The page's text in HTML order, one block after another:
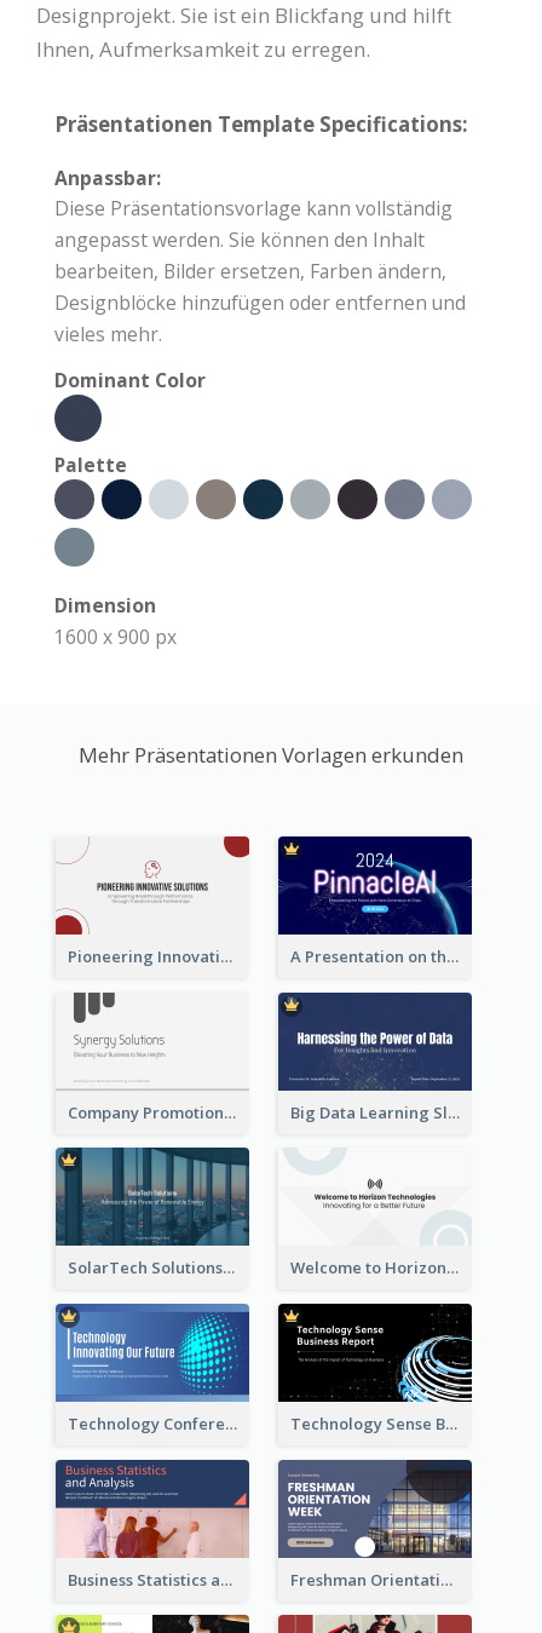
Designprojekt. Sie ist ein Blickfang und hilft
Ihnen, Aufmerksamkeit zu erregen.
Präsentationen Template Specifications:
Anpassbar:
Diese Präsentationsvorlage kann vollständig
angepasst werden. Sie können den Inhalt
bearbeiten, Bilder ersetzen, Farben ändern,
Designblöcke hinzufügen oder entfernen und
vieles mehr.
Dominant Color
Palette
Dimension
1600 x 900 px
Mehr Präsentationen Vorlagen erkunden
Pioneering Innovative Solutions Company Overview A Presentation on the Revolutionary Development of AI Chips
Company Promotion Presentation Big Data Learning Slide
SolarTech Solutions Company Overview Welcome to Horizon Technologies- Innovating for a Better Future
Technology Conference Presentation Technology Sense Business Report
Business Statistics and Analysis Presentation Freshman Orientation Week Presentation